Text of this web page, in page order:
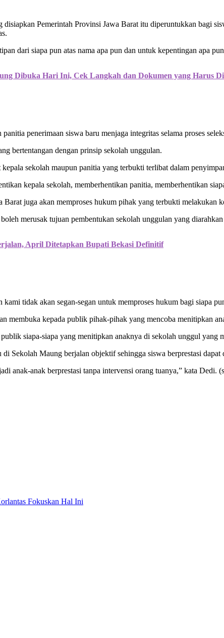
Pemerintah Provinsi Jawa Barat itu diperuntukkan bagi
dari siapa pun atas nama apa pun dan untuk kepentingan apa
Dibuka Hari Ini, Cek Langkah dan Dokumen yang Harus
penerimaan siswa baru menjaga integritas selama proses
bertentangan dengan prinsip sekolah unggulan.
sekolah maupun panitia yang terbukti terlibat dalam
kepala sekolah, memberhentikan panitia, memberhentikan
Barat juga akan memproses hukum pihak yang terbukti melakukan
merusak tujuan pembentukan sekolah unggulan yang
April Ditetapkan Bupati Bekasi Definitif
tidak akan segan-segan untuk memproses hukum bagi siapa
membuka kepada publik pihak-pihak yang mencoba menitipkan
siapa-siapa yang menitipkan anaknya di sekolah unggul
di Sekolah Maung berjalan objektif sehingga siswa berprestasi
anak-anak berprestasi tanpa intervensi orang tuanya,” kata Dedi.
Fokuskan Hal Ini